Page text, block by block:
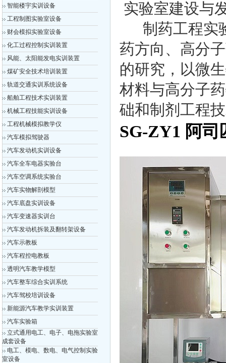
智能楼宇实训设备
工程制图实验室设备
财会模拟实验室设备
化工过程控制实训装置
风能、太阳能发电实训装置
煤矿安全技术培训装置
轨道交通实训系统设备
船舶工程技术实训装置
机械工程技能实训设备
工程机械模拟教学仪
汽车模拟驾驶器
汽车发动机实训设备
汽车全车电器实验台
汽车空调系统实验台
汽车实物解剖模型
汽车底盘实训设备
汽车变速器实训台
汽车发动机拆装及翻转架设备
汽车示教板
汽车程控电教板
透明汽车教学模型
汽车整车综合实训系统
汽车驾校培训设备
新能源汽车教学实训装置
汽车实验箱
立式通用电工、电子、电拖实验室
成套设备
电工、模电、数电、电气控制实验
室设备
实验室建设与
制药工程实
药方向、高分
的研究，以微
材料与高分子
础和制剂工程
SG-ZY1 阿